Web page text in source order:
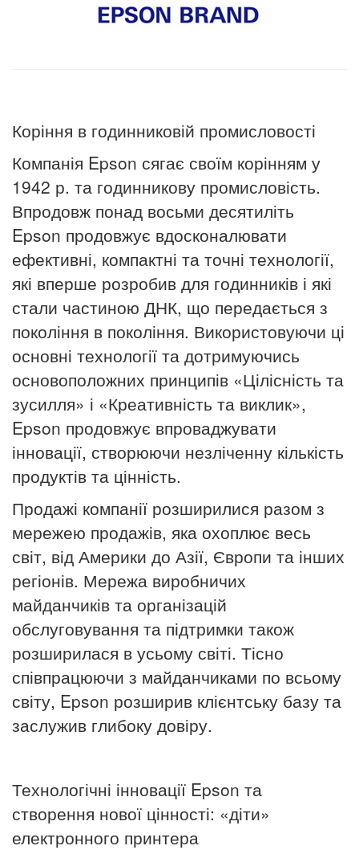
Коріння в годинниковій промисловості
Компанія Epson сягає своїм корінням у
1942 р. та годинникову промисловість.
Впродовж понад восьми десятиліть
Epson продовжує вдосконалювати
ефективні, компактні та точні технології,
які вперше розробив для годинників і які
стали частиною ДНК, що передається з
покоління в покоління. Використовуючи ці
основні технології та дотримуючись
основоположних принципів «Цілісність та
зусилля» і «Креативність та виклик»,
Epson продовжує впроваджувати
інновації, створюючи незліченну кількість
продуктів та цінність.
Продажі компанії розширилися разом з
мережею продажів, яка охоплює весь
світ, від Америки до Азії, Європи та інших
регіонів. Мережа виробничих
майданчиків та організацій
обслуговування та підтримки також
розширилася в усьому світі. Тісно
співпрацюючи з майданчиками по всьому
світу, Epson розширив клієнтську базу та
заслужив глибоку довіру.
Технологічні інновації Epson та
створення нової цінності: «діти»
електронного принтера